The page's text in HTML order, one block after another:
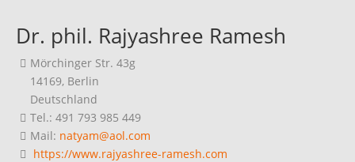
Dr. phil. Rajyashree Ramesh
Mörchinger Str. 43g
14169, Berlin
Deutschland
Tel.: 491 793 985 449
Mail: natyam@aol.com
https://www.rajyashree-ramesh.com